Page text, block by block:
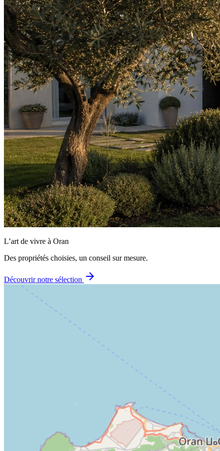
L’art de vivre à Oran
Des propriétés choisies, un conseil sur mesure.
Découvrir notre sélection